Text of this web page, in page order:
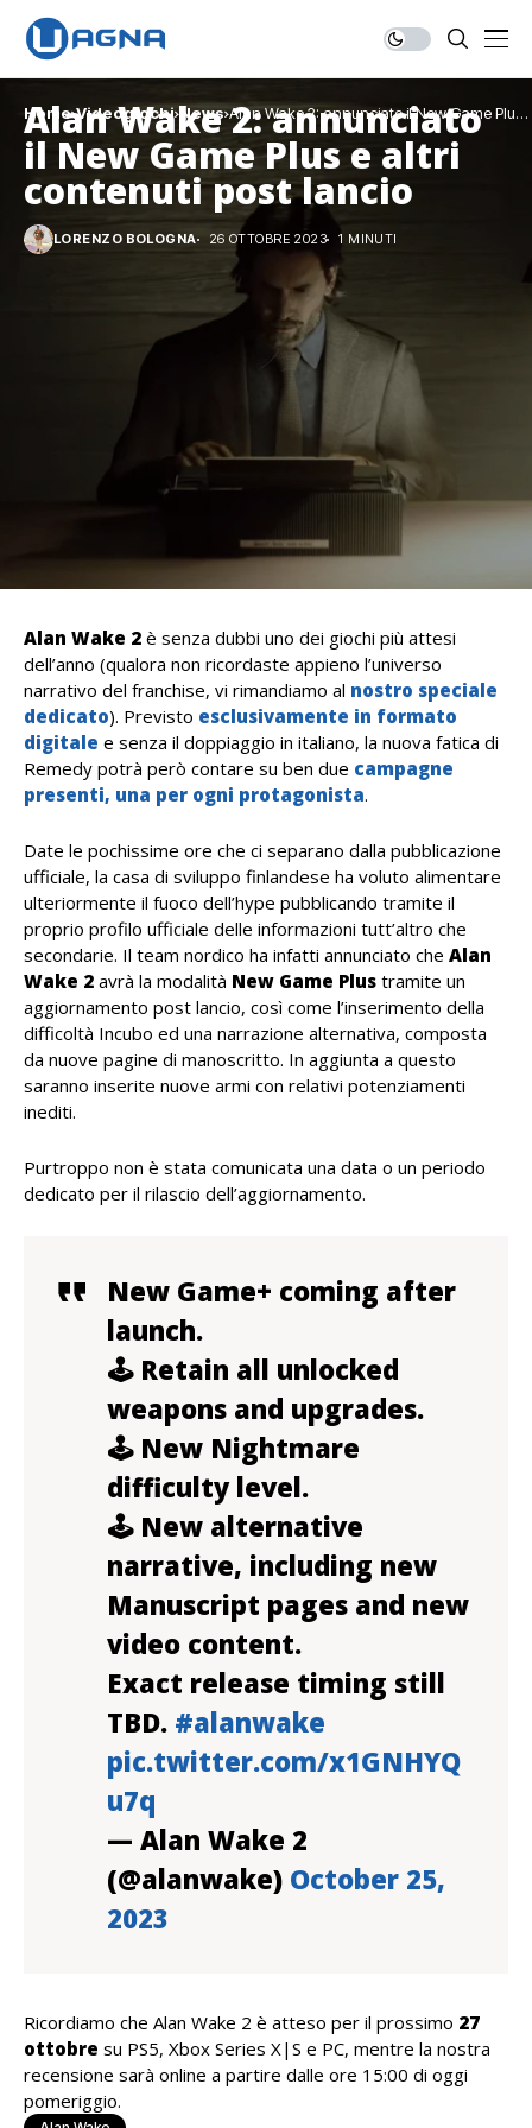
Home Videogiochi News Alan Wake 2: annunciato il New Game Plus
e altri contenuti post lancio
Alan Wake 2: annunciato
il New Game Plus e altri
contenuti post lancio
LORENZO BOLOGNA 26 OTTOBRE 2023 1 MINUTI
Alan Wake 2 è senza dubbi uno dei giochi più attesi
dell’anno (qualora non ricordaste appieno l’universo
narrativo del franchise, vi rimandiamo al nostro speciale
dedicato). Previsto esclusivamente in formato
digitale e senza il doppiaggio in italiano, la nuova fatica di
Remedy potrà però contare su ben due campagne
presenti, una per ogni protagonista.
Date le pochissime ore che ci separano dalla pubblicazione
ufficiale, la casa di sviluppo finlandese ha voluto alimentare
ulteriormente il fuoco dell’hype pubblicando tramite il
proprio profilo ufficiale delle informazioni tutt’altro che
secondarie. Il team nordico ha infatti annunciato che Alan
Wake 2 avrà la modalità New Game Plus tramite un
aggiornamento post lancio, così come l’inserimento della
difficoltà Incubo ed una narrazione alternativa, composta
da nuove pagine di manoscritto. In aggiunta a questo
saranno inserite nuove armi con relativi potenziamenti
inediti.
Purtroppo non è stata comunicata una data o un periodo
dedicato per il rilascio dell’aggiornamento.
New Game+ coming after
launch.
🕹️ Retain all unlocked
weapons and upgrades.
🕹️ New Nightmare
difficulty level.
🕹️ New alternative
narrative, including new
Manuscript pages and new
video content.
Exact release timing still
TBD. #alanwake
pic.twitter.com/x1GNHYQ
u7q
— Alan Wake 2
(@alanwake) October 25,
2023
Ricordiamo che Alan Wake 2 è atteso per il prossimo 27
ottobre su PS5, Xbox Series X|S e PC, mentre la nostra
recensione sarà online a partire dalle ore 15:00 di oggi
pomeriggio.